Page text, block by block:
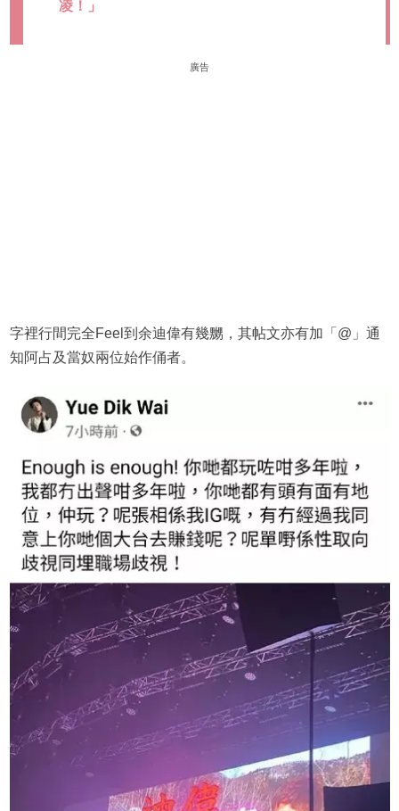
凌！」
廣告
字裡行間完全Feel到余迪偉有幾嬲，其帖文亦有加「@」通
知阿占及當奴兩位始作俑者。